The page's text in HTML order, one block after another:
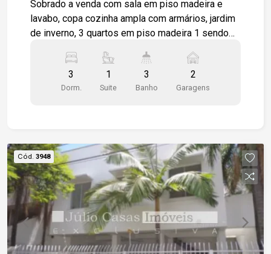
Sobrado a venda com sala em piso madeira e
lavabo, copa cozinha ampla com armários, jardim
de inverno, 3 quartos em piso madeira 1 sendo
edícula com lavanderia e wc. Escada para acesso
ao soton. Garagem para 2 veículos cobertos.
Bairro com estrutura completa de comércios em
3
Dorm.
1
Suite
3
Banho
2
Garagens
Cód. 3948